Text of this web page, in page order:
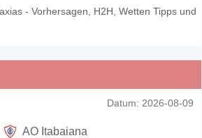
- Vorhersagen, H2H, Wetten Tipps und
Datum: 2026-08-09
AO Itabaiana